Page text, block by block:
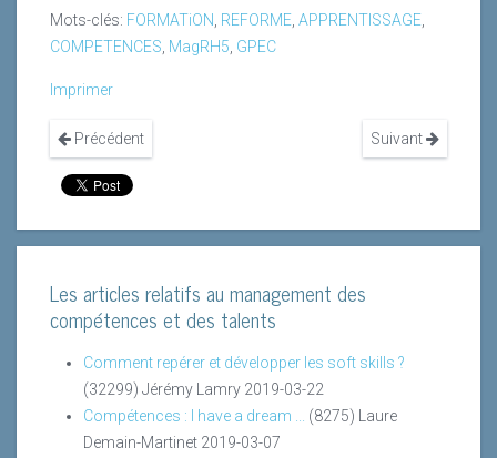
Mots-clés: FORMATiON REFORME APPRENTISSAGE
COMPETENCES MagRH5 GPEC
Imprimer
Précédent Suivant
Les articles relatifs au management des
compétences et des talents
Comment repérer et développer les soft skills ?
(32299) Jérémy Lamry 2019-03-22
Compétences : I have a dream ... (8275)
Laure
Demain-Martinet 2019-03-07